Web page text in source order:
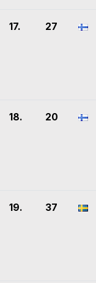
17. 27
18. 20
19. 37